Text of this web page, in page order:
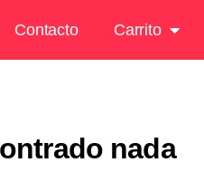
Contacto Carrito
nada